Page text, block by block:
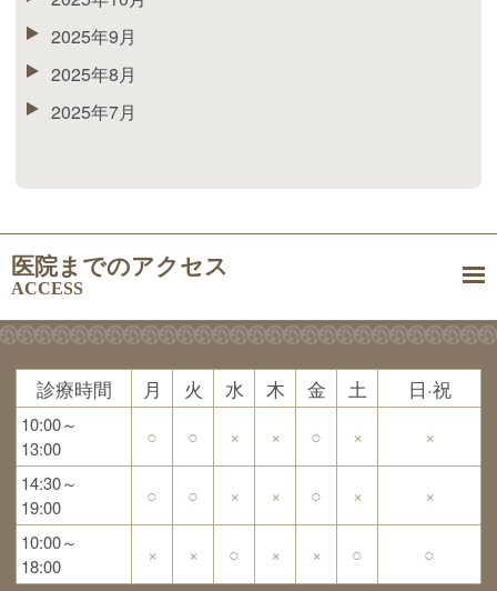
2025年9月
2025年8月
2025年7月
医院までのアクセス
ACCESS
診療時間 月 火 水 木 金 土 日·祝
10:00～
13:00
○ ○ × × ○ × ×
14:30～
19:00
○ ○ × × ○ × ×
10:00～
18:00
× × ○ × × ○ ○